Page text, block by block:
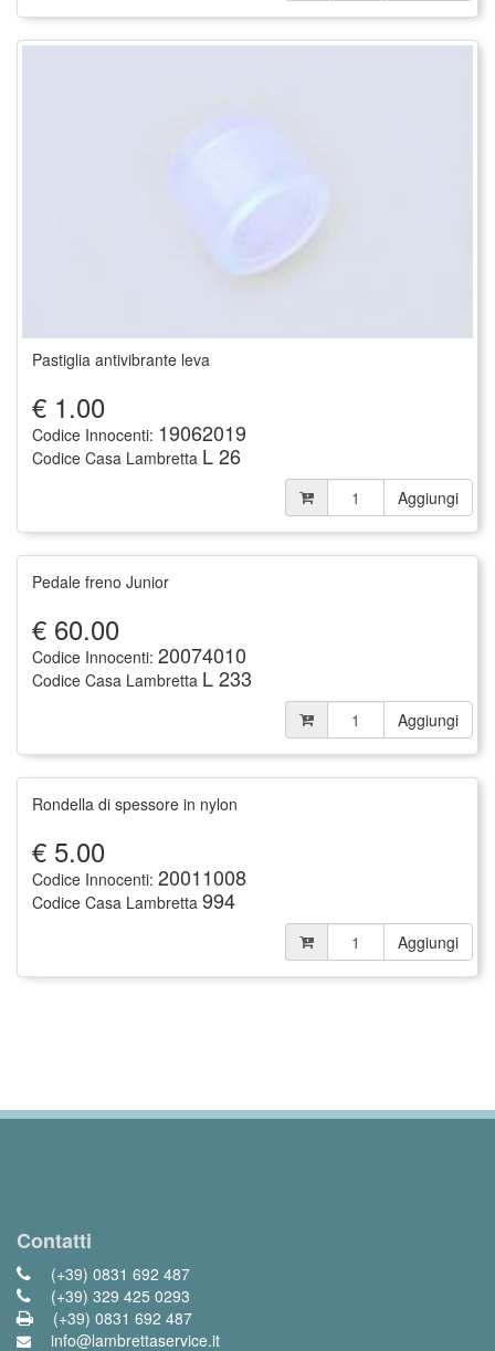
Pastiglia antivibrante leva
€ 1.00
Codice Innocenti: 19062019
Codice Casa Lambretta L 26
Aggiungi
Pedale freno Junior
€ 60.00
Codice Innocenti: 20074010
Codice Casa Lambretta L 233
Aggiungi
Rondella di spessore in nylon
€ 5.00
Codice Innocenti: 20011008
Codice Casa Lambretta 994
Aggiungi
Contatti
(+39) 0831 692 487
(+39) 329 425 0293
(+39) 0831 692 487
info@lambrettaservice.it